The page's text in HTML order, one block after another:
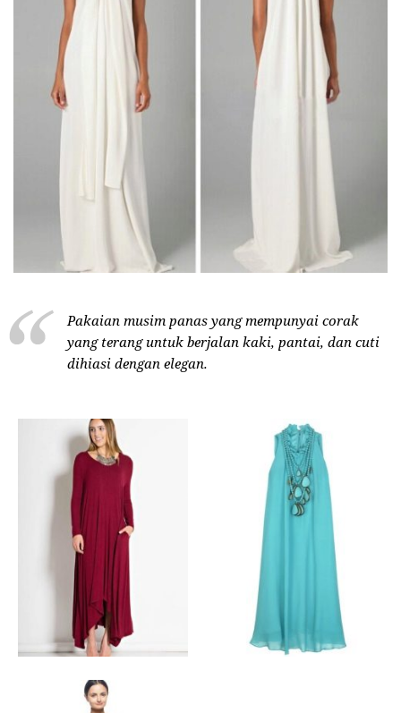
Pakaian musim panas yang mempunyai corak
yang terang untuk berjalan kaki, pantai, dan cuti
dihiasi dengan elegan.